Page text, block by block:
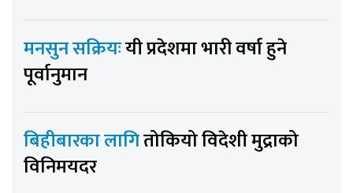
मनसुन सक्रियःयी प्रदेशमा भारी वर्षा हुने
पूर्वानुमान
बिहीबारका लागितोकियो विदेशी मुद्राको
विनिमयदर